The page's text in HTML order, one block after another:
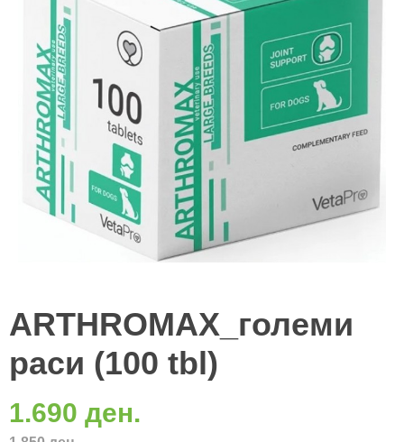
ARTHROMAX_големи
раси (100 tbl)
1.690 ден.